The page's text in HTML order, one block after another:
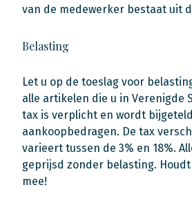
van de medewerker bestaat uit
Belasting
Let u op de toeslag voor
alle artikelen die u in Verenigde
tax is verplicht en wordt
aankoopbedragen. De tax
varieert tussen de 3% en 18%.
geprijsd zonder belasting.
mee!